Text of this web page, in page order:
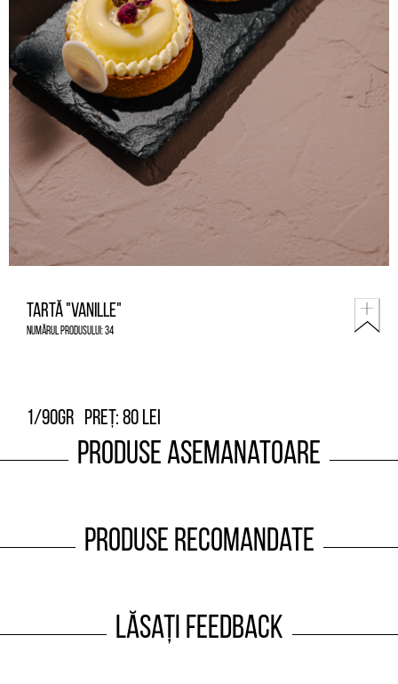
Tartă "Vanille"
Numărul produsului: 34
1/90gr Preț: 80 lei
Produse asemanatoare
Produse recomandate
Lăsați feedback